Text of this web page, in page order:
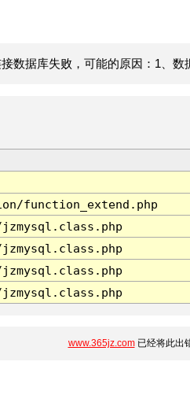
数据库失败，可能的原因：1、数
function_extend.php
www.365jz.com已经将此出